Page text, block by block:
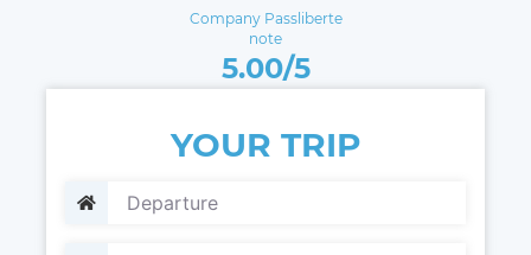
Company Passliberte
note
5.00/5
YOUR TRIP